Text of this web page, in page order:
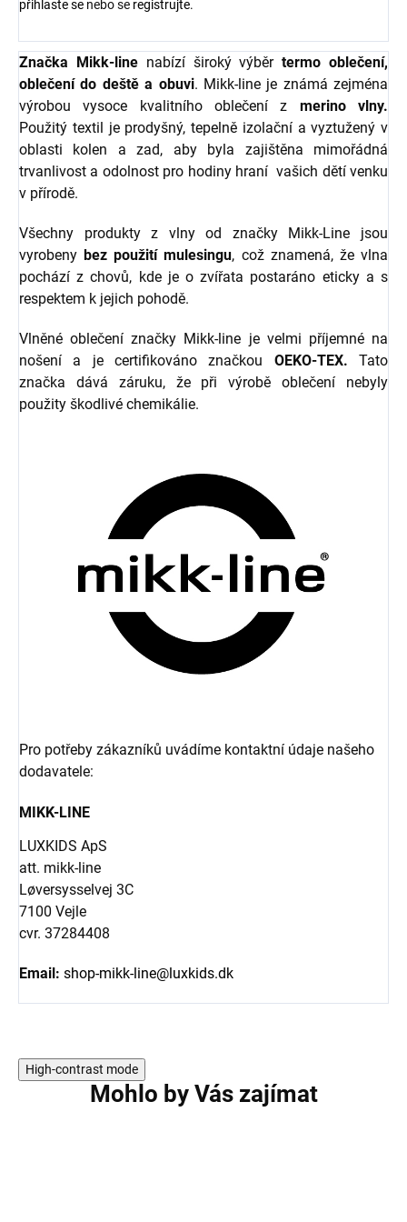
přihlaste se nebo se registrujte.
Značka Mikk-linenabízí široký výběrtermo oblečení,
oblečení do deště a obuvi. Mikk-line je známá zejména
výrobou vysoce kvalitního oblečení z merino vlny.
Použitý textil je prodyšný, tepelně izolační a vyztužený v
oblasti kolen a zad, aby byla zajištěna mimořádná
trvanlivost a odolnost pro hodiny hraní vašich dětí venku
v přírodě.
Všechny produkty z vlny od značky Mikk-Line jsou
vyrobenybez použití mulesingu, což znamená, že vlna
pochází z chovů, kde je o zvířata postaráno eticky a s
respektem k jejich pohodě.
Vlněné oblečení značky Mikk-line je velmi příjemné na
nošení a je certifikováno značkou OEKO-TEX. Tato
značka dává záruku, že při výrobě oblečení nebyly
použity škodlivé chemikálie.
Pro potřeby zákazníků uvádíme kontaktní údaje našeho
dodavatele:
MIKK-LINE
LUXKIDS ApS
att. mikk-line
Løversysselvej 3C
7100 Vejle
cvr. 37284408
Email: shop-mikk-line@luxkids.dk
High-contrast mode
Mohlo by Vás zajímat